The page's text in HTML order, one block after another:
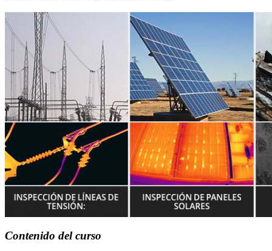
Noticias
Solicitar Información
Contenido del curso